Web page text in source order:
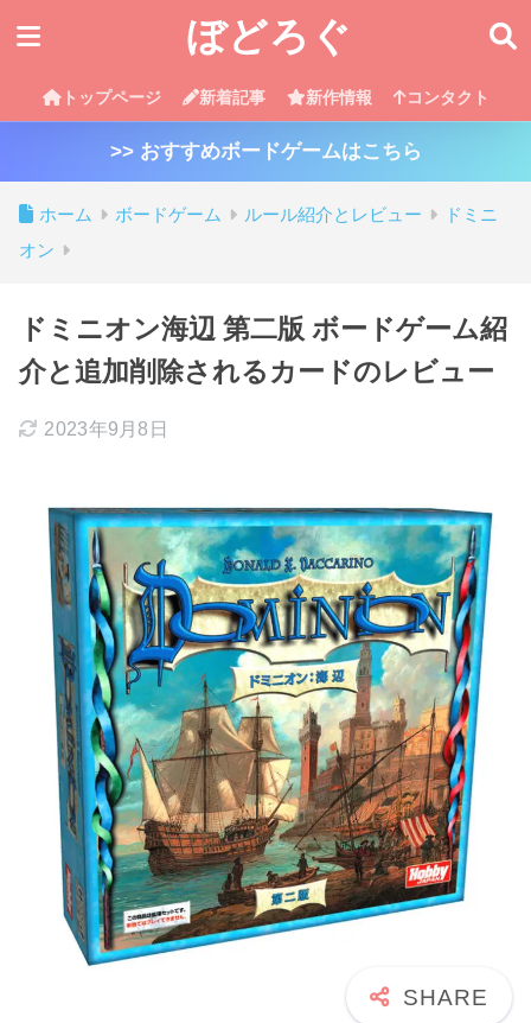
ぼどろぐ
トップページ 新着記事 新作情報 コンタクト
>> おすすめボードゲームはこちら
ホーム ボードゲーム ルール紹介とレビュー
ドミニ
オン
ドミニオン海辺 第二版 ボードゲーム紹
介と追加削除されるカードのレビュー
2023年9月8日